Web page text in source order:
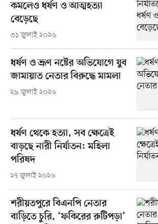
কমলেও ধর্ষণ ও আত্মহত্যা
বেড়েছে
৩১ জুলাই ২০২৬
ধর্ষণ ও ভ্রূণ নষ্টের অভিযোগে যুব
জামায়াত নেতার বিরুদ্ধে মামলা
২৯ জুলাই ২০২৬
ধর্ষণ থেকে হত্যা, সব ক্ষেত্রেই
বাড়ছে নারী নির্যাতন: মহিলা
পরিষদ
২৭ জুলাই ২০২৬
শরীয়তপুরে বিএনপি নেতার
বাড়িতে চুরি, ‘ফকিরের রুটিপড়া’